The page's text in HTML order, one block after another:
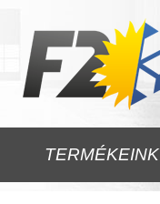
TERMÉKEINK